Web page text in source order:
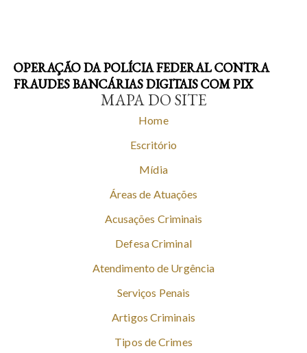
OPERAÇÃO DA POLÍCIA FEDERAL CONTRA
FRAUDES BANCÁRIAS DIGITAIS COM PIX
MAPA DO SITE
Home
Escritório
Mídia
Áreas de Atuações
Acusações Criminais
Defesa Criminal
Atendimento de Urgência
Serviços Penais
Artigos Criminais
Tipos de Crimes